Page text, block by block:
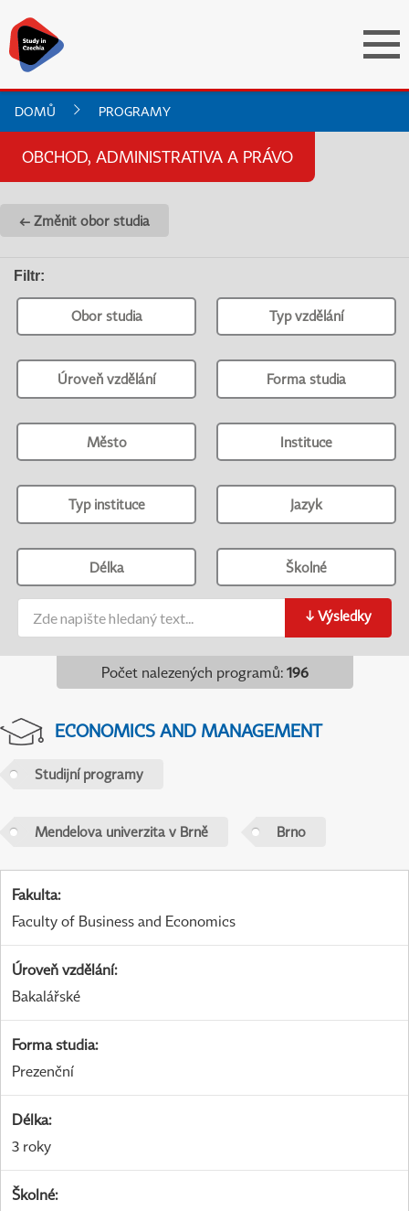
DOMŮ PROGRAMY
OBCHOD, ADMINISTRATIVA A PRÁVO
← Změnit obor studia
Filtr:
Obor studia Typ vzdělání
Úroveň vzdělání Forma studia
Město Instituce
Typ instituce Jazyk
Délka Školné
↓ Výsledky
Počet nalezených programů: 196
ECONOMICS AND MANAGEMENT
Studijní programy
Mendelova univerzita v Brně Brno
Fakulta:
Faculty of Business and Economics
Úroveň vzdělání:
Bakalářské
Forma studia:
Prezenční
Délka:
3 roky
Školné: